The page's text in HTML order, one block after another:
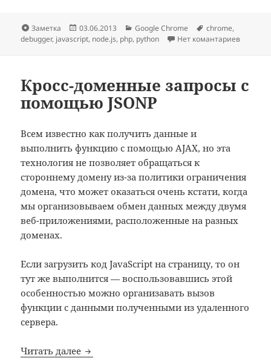
Формат
Заметка Опубликовано
03.06.2013 Рубрики
Google Chrome Метки
chrome,
debugger, javascript, node.js, php, python Нет комантариев
Кросс-доменные запросы с
помощью JSONP
Всем известно как получить данные и
выполнить функцию с помощью AJAX, но эта
технология не позволяет обращаться к
стороннему домену из-за политики ограничения
домена, что может оказаться очень кстати, когда
мы организовываем обмен данных между двумя
веб-приложениями, расположенные на разных
доменах.
Если загрузить код JavaScript на страницу, то он
тут же выполнится — воспользовавшись этой
особенностью можно организавать вызов
функции с данными полученными из удаленного
сервера.
Читать далее Кросс-доменные запросы с помощью